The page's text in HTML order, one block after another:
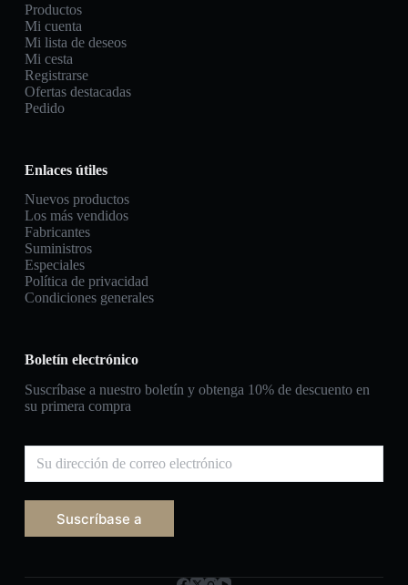
Productos
Mi cuenta
Mi lista de deseos
Mi cesta
Registrarse
Ofertas destacadas
Pedido
Enlaces útiles
Nuevos productos
Los más vendidos
Fabricantes
Suministros
Especiales
Política de privacidad
Condiciones generales
Boletín electrónico
Suscríbase a nuestro boletín y obtenga 10% de descuento en
su primera compra
Suscríbase a